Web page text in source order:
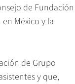
de Fundación
México y la
de Grupo
y que,